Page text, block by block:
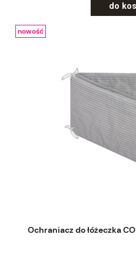
do
Ochraniacz do łóżeczka
nowość